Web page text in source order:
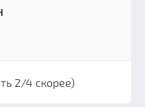
2/4 скорее)